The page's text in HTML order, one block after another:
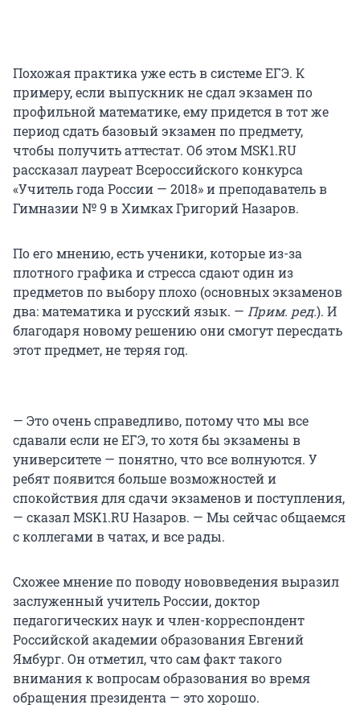
Похожая практика уже есть в системе ЕГЭ. К
примеру, если выпускник не сдал экзамен по
профильной математике, ему придется в тот же
период сдать базовый экзамен по предмету,
чтобы получить аттестат. Об этом MSK1.RU
рассказал лауреат Всероссийского конкурса
«Учитель года России — 2018» и преподаватель в
Гимназии № 9 в Химках Григорий Назаров.
По его мнению, есть ученики, которые из-за
плотного графика и стресса сдают один из
предметов по выбору плохо (основных экзаменов
два: математика и русский язык. — Прим. ред.). И
благодаря новому решению они смогут пересдать
этот предмет, не теряя год.
— Это очень справедливо, потому что мы все
сдавали если не ЕГЭ, то хотя бы экзамены в
университете — понятно, что все волнуются. У
ребят появится больше возможностей и
спокойствия для сдачи экзаменов и поступления,
— сказал MSK1.RU Назаров. — Мы сейчас общаемся
с коллегами в чатах, и все рады.
Схожее мнение по поводу нововведения выразил
заслуженный учитель России, доктор
педагогических наук и член-корреспондент
Российской академии образования Евгений
Ямбург. Он отметил, что сам факт такого
внимания к вопросам образования во время
обращения президента — это хорошо.